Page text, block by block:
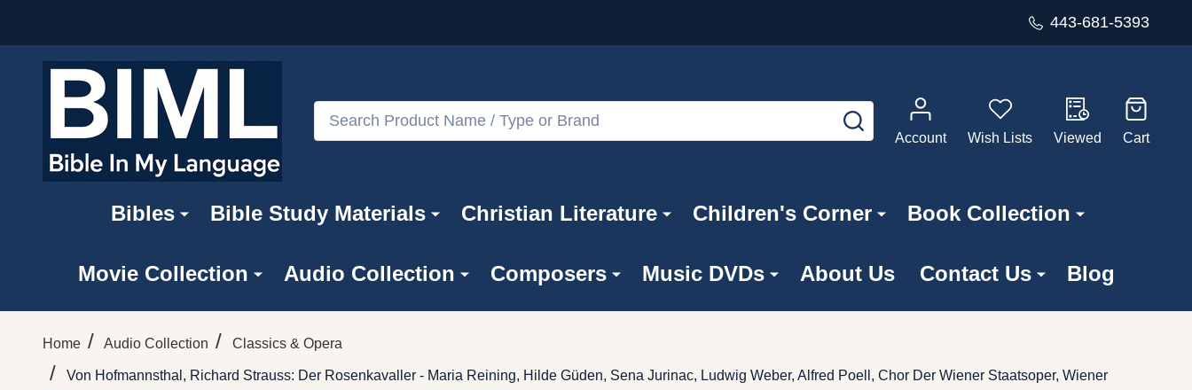
443-681-5393
Search
SEARCH
Account
Wish Lists Viewed Cart
Bibles Bible Study Materials Christian Literature Children's Corner Book Collection
Movie Collection Audio Collection Composers Music DVDs About Us Contact Us Blog
Home / Audio Collection / Classics & Opera
/
Von Hofmannsthal, Richard Strauss: Der Rosenkavaller - Maria Reining, Hilde Güden, Sena Jurinac, Ludwig Weber, Alfred Poell, Chor Der Wiener Staatsoper, Wiener